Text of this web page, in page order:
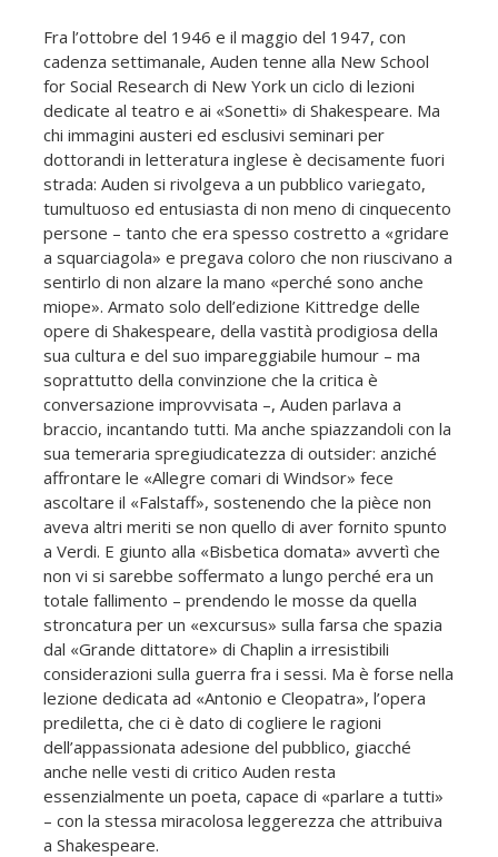
Fra l’ottobre del 1946 e il maggio del 1947, con
cadenza settimanale, Auden tenne alla New School
for Social Research di New York un ciclo di lezioni
dedicate al teatro e ai «Sonetti» di Shakespeare. Ma
chi immagini austeri ed esclusivi seminari per
dottorandi in letteratura inglese è decisamente fuori
strada: Auden si rivolgeva a un pubblico variegato,
tumultuoso ed entusiasta di non meno di cinquecento
persone – tanto che era spesso costretto a «gridare
a squarciagola» e pregava coloro che non riuscivano a
sentirlo di non alzare la mano «perché sono anche
miope». Armato solo dell’edizione Kittredge delle
opere di Shakespeare, della vastità prodigiosa della
sua cultura e del suo impareggiabile humour – ma
soprattutto della convinzione che la critica è
conversazione improvvisata –, Auden parlava a
braccio, incantando tutti. Ma anche spiazzandoli con la
sua temeraria spregiudicatezza di outsider: anziché
affrontare le «Allegre comari di Windsor» fece
ascoltare il «Falstaff», sostenendo che la pièce non
aveva altri meriti se non quello di aver fornito spunto
a Verdi. E giunto alla «Bisbetica domata» avvertì che
non vi si sarebbe soffermato a lungo perché era un
totale fallimento – prendendo le mosse da quella
stroncatura per un «excursus» sulla farsa che spazia
dal «Grande dittatore» di Chaplin a irresistibili
considerazioni sulla guerra fra i sessi. Ma è forse nella
lezione dedicata ad «Antonio e Cleopatra», l’opera
prediletta, che ci è dato di cogliere le ragioni
dell’appassionata adesione del pubblico, giacché
anche nelle vesti di critico Auden resta
essenzialmente un poeta, capace di «parlare a tutti»
– con la stessa miracolosa leggerezza che attribuiva
a Shakespeare.